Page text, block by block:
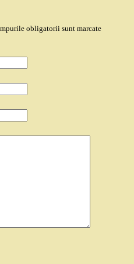
obligatorii sunt marcate